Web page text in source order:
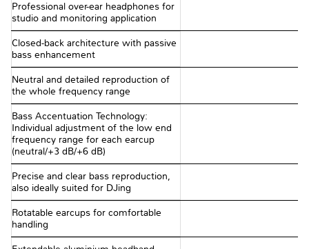
Professional over-ear headphones for
studio and monitoring application
Closed-back architecture with passive
bass enhancement
Neutral and detailed reproduction of
the whole frequency range
Bass Accentuation Technology:
Individual adjustment of the low end
frequency range for each earcup
(neutral/+3 dB/+6 dB)
Precise and clear bass reproduction,
also ideally suited for DJing
Rotatable earcups for comfortable
handling